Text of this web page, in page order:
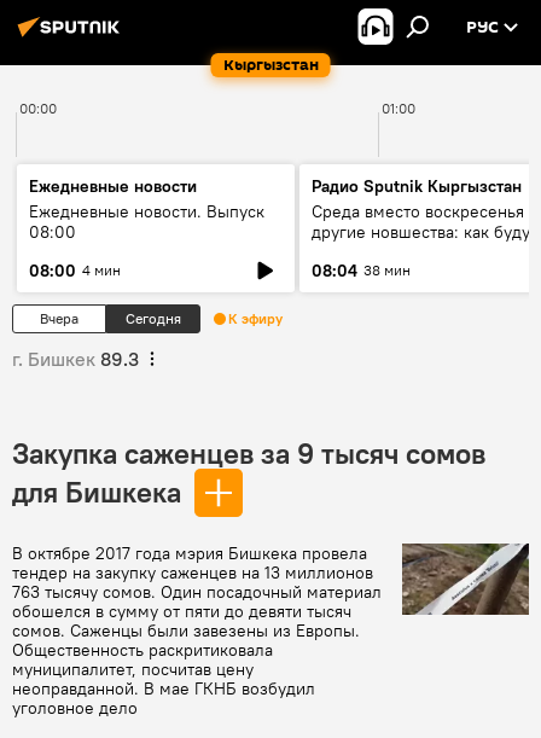
Кыргызстан
РУС
00:00 01:00
Ежедневные новости
Ежедневные новости. Выпуск
08:00
08:00 4 мин
Радио Sputnik Кыргызстан
Среда вместо воскресенья и
другие новшества: как будут
08:04 38 мин
Вчера Сегодня К эфиру
г. Бишкек 89.3
Закупка саженцев за 9 тысяч сомов
для Бишкека
В октябре 2017 года мэрия Бишкека провела
тендер на закупку саженцев на 13 миллионов
763 тысячу сомов. Один посадочный материал
обошелся в сумму от пяти до девяти тысяч
сомов. Саженцы были завезены из Европы.
Общественность раскритиковала
муниципалитет, посчитав цену
неоправданной. В мае ГКНБ возбудил
уголовное дело